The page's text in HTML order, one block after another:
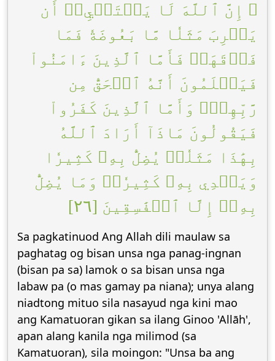
۞ إِنَّ ٱللَّهَ لَا يَسۡتَحۡيِۦٓ أَن
يَضۡرِبَ مَثَلٗا مَّا بَعُوضَةٗ فَمَا
فَوۡقَهَاۚ فَأَمَّا ٱلَّذِينَ ءَامَنُواْ
فَيَعۡلَمُونَ أَنَّهُ ٱلۡحَقُّ مِن
رَّبِّهِمۡۖ وَأَمَّا ٱلَّذِينَ كَفَرُواْ
فَيَقُولُونَ مَاذَآ أَرَادَ ٱللَّهُ
بِهَٰذَا مَثَلٗاۘ يُضِلُّ بِهِۦ كَثِيرٗا
وَيَهۡدِي بِهِۦ كَثِيرٗاۚ وَمَا يُضِلُّ
بِهِۦٓ إِلَّا ٱلۡفَٰسِقِينَ [٢٦]
Sa pagkatinuod Ang Allah dili maulaw sa
paghatag og bisan unsa nga panag-ingnan
(bisan pa sa) lamok o sa bisan unsa nga
labaw pa (o mas gamay pa niana); unya alang
niadtong mituo sila nasayud nga kini mao
ang Kamatuoran gikan sa ilang Ginoo 'Allāh',
apan alang kanila nga milimod (sa
Kamatuoran), sila moingon: "Unsa ba ang